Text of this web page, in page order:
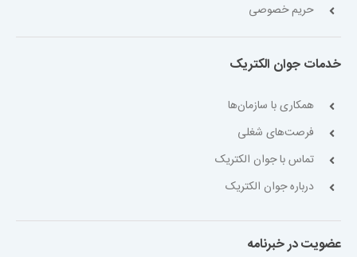
حریم خصوصی
خدمات جوان الکتریک
همکاری با سازمان‌ها
فرصت‌های شغلی
تماس با جوان الکتریک
درباره جوان الکتریک
عضویت در خبرنامه